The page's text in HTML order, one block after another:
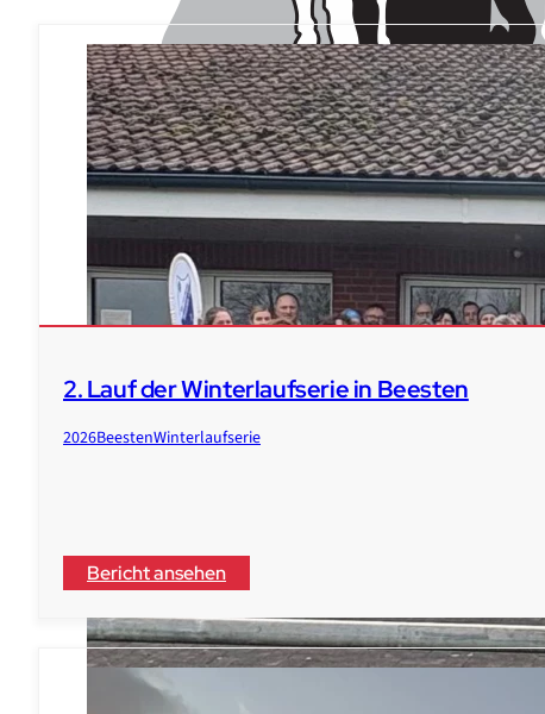
2. Lauf der Winterlaufserie in Beesten
2026BeestenWinterlaufserie
Bericht ansehen